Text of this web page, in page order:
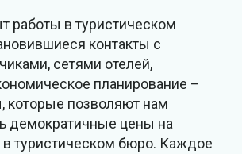
работы в туристическом
контакты с
сетями отелей,
планирование –
которые позволяют нам
демократичные цены на
в туристическом бюро. Каждое